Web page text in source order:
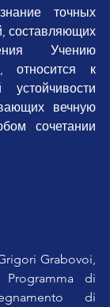
точных
составляющих
Учению
относится к
вечную
сочетании
Grabovoi,
di
di